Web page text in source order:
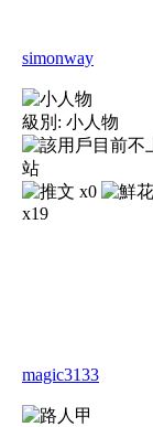
simonway
級別: 小人物
x0
x19
magic3133